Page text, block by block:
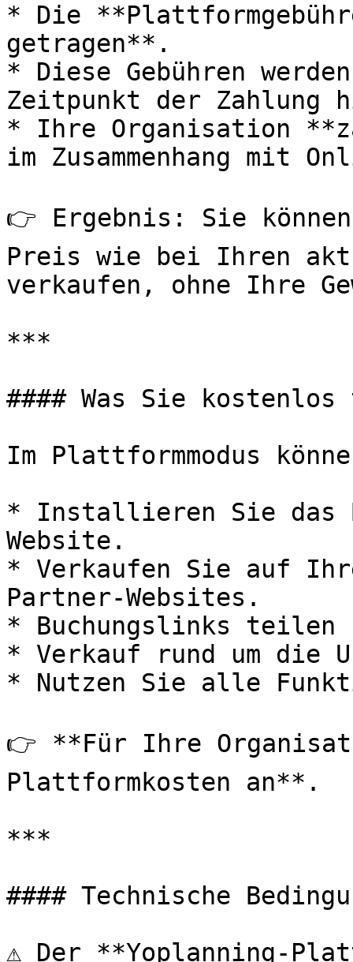
* Die
getragen**.
* Diese Gebühren
Zeitpunkt der Zahlung
* Ihre Organisation
im Zusammenhang mit
👉 Ergebnis: Sie
Preis wie bei Ihren
verkaufen, ohne Ihre
***
#### Was Sie kostenlos
Im Plattformmodus
* Installieren Sie das
Website.
* Verkaufen Sie auf
Partner-Websites.
* Buchungslinks teilen
* Verkauf rund um die
* Nutzen Sie alle
👉 **Für Ihre
Plattformkosten an**.
***
#### Technische
⚠️ Der **Yoplanning-